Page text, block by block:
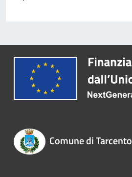
Comune di Tarcento